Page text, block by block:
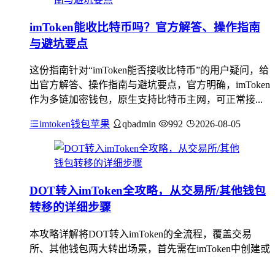
imToken能收比特币吗？官方解答、操作指南
与避坑要点
这份指南针对“imToken能否接收比特币”的用户疑问，给
出官方解答、操作指南与避坑要点，官方明确，imToken
作为多链加密钱包，原生支持比特币主网，可正常接...
imtoken钱包苹果 qbadmin 992 2026-08-05
DOT转入imToken全攻略，从交易所/其他钱包
转移的详细步骤
本攻略详解将DOT转入imToken的全流程，覆盖交易
所、其他钱包两大转出场景，首先需在imToken中创建或